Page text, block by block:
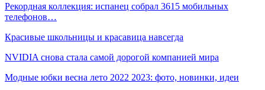
Рекордная коллекция: испанец собрал 3615 мобильных
телефонов…
Красивые школьницы и красавица навсегда
NVIDIA снова стала самой дорогой компанией мира
Модные юбки весна лето 2022 2023: фото, новинки, идеи